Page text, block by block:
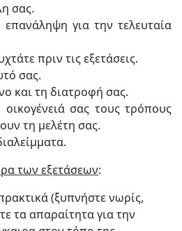
σας.
για την τελευταία
πριν τις εξετάσεις.
σας.
και τη διατροφή σας.
σας τους τρόπους
τη μελέτη σας.
των εξετάσεων:
(ξυπνήστε νωρίς,
τα απαραίτητα για την